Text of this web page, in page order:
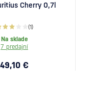
Cherry 0,7l
(1)
Na sklade
7 predajní
49,10 €